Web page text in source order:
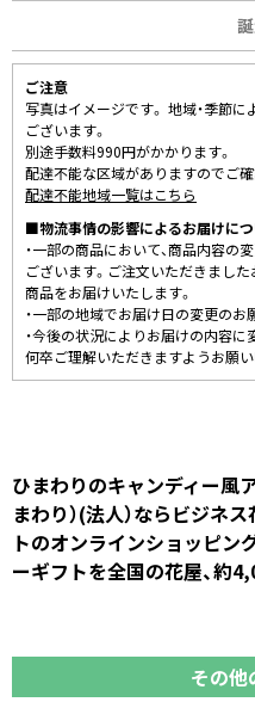
ご注意
写真はイメージです。 地域・季節に
ございます。
別途手数料990円がかかります。
配達不能な区域がありますのでご確
配達不能地域一覧はこちら
■物流事情の影響によるお届けに
・一部の商品において、商品内容
ございます。ご注文いただきまし
商品をお届けいたします。
・一部の地域でお届け日の変更のお
・今後の状況によりお届けの内容
何卒ご理解いただきますようお願い
ひまわりのキャンディー風
まわり）(法人）ならビジネ
トのオンラインショッピン
ーギフトを全国の花屋、約
その他